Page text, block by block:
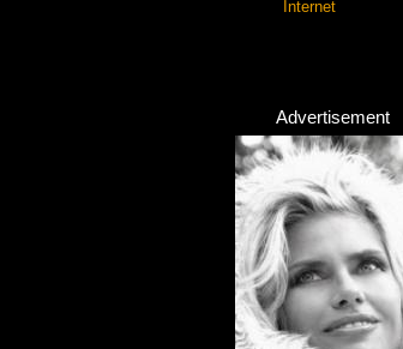
Internet
Advertisement